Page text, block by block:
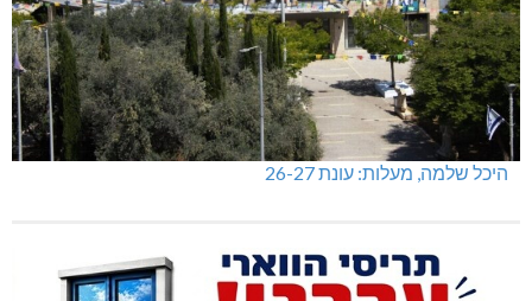
היכל שלמה, מעלות: עונת 26-27